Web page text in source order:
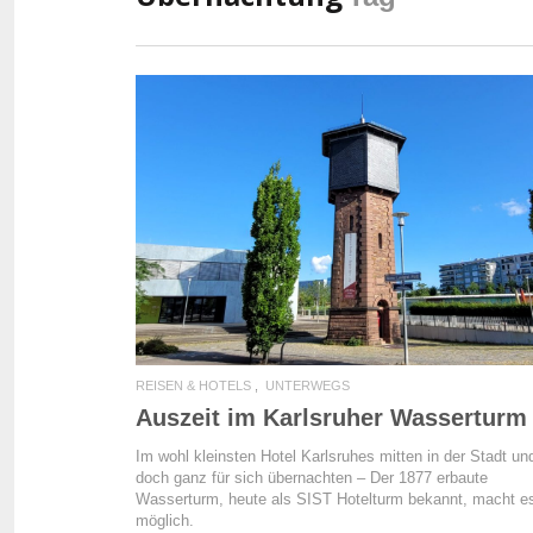
READ MORE
REISEN & HOTELS UNTERWEGS
Auszeit im Karlsruher Wasserturm
Im wohl kleinsten Hotel Karlsruhes mitten in der Stadt
doch ganz für sich übernachten – Der 1877 erbaute
Wasserturm, heute als SIST Hotelturm bekannt, macht
möglich.